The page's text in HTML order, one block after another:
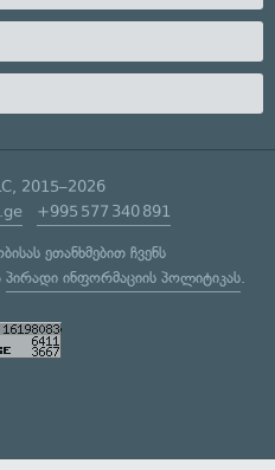
2015–2026
+995 577 340 891
ეთანხმებით ჩვენს
პირადი ინფორმაციის პოლიტიკას.